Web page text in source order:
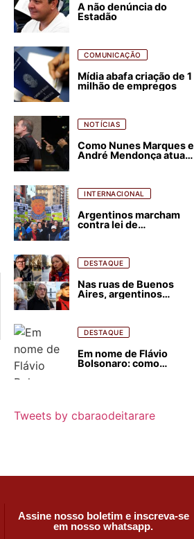
A não denúncia do
Estadão
COMUNICAÇÃO
Mídia abafa criação de 1
milhão de empregos
NOTÍCIAS
Como Nunes Marques e
André Mendonça atuam
INTERNACIONAL
Argentinos marcham
contra lei de
florestais
DESTAQUE
Nas ruas de Buenos
Aires, argentinos
DESTAQUE
Em nome de Flávio
Bolsonaro: como
Tweets by cbaraodeitarare
Assine nosso boletim e inscreva-se
em nosso whatsapp.